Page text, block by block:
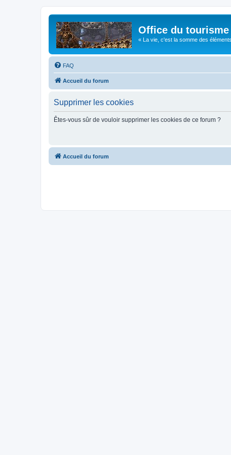
Office du tourisme
« La vie, c'est la somme des
FAQ
Accueil du forum
Supprimer les cookies
Êtes-vous sûr de vouloir supprimer les cookies de ce forum ?
Accueil du forum